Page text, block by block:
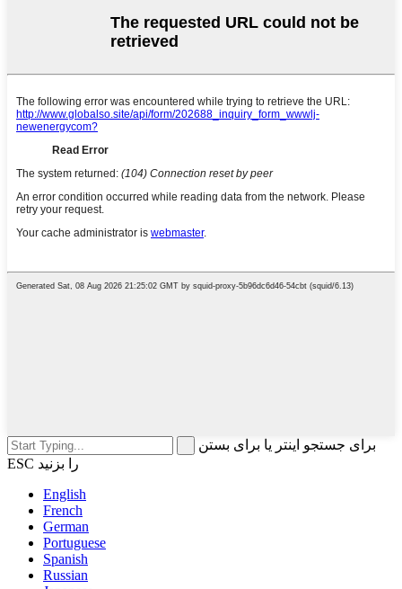
برای جستجو اینتر یا برای بستن
ESC را بزنید
English
French
German
Portuguese
Spanish
Russian